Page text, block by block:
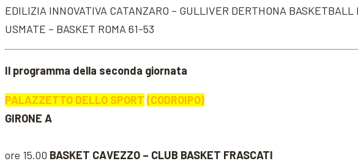
EDILIZIA INNOVATIVA CATANZARO – GULLIVER DERTHONA
USMATE – BASKET ROMA 61-53
Il programma della seconda giornata
PALAZZETTO DELLO SPORT (CODROIPO)
GIRONE A
ore 15.00 BASKET CAVEZZO – CLUB BASKET FRASCATI